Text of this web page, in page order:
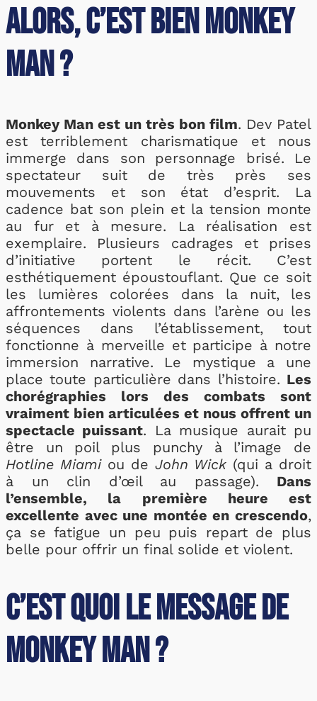
Alors, c’est bien Monkey
Man ?
Monkey Man est un très bon film. Dev Patel
est terriblement charismatique et nous
immerge dans son personnage brisé. Le
spectateur suit de très près ses
mouvements et son état d’esprit. La
cadence bat son plein et la tension monte
au fur et à mesure. La réalisation est
exemplaire. Plusieurs cadrages et prises
d’initiative portent le récit. C’est
esthétiquement époustouflant. Que ce soit
les lumières colorées dans la nuit, les
affrontements violents dans l’arène ou les
séquences dans l’établissement, tout
fonctionne à merveille et participe à notre
immersion narrative. Le mystique a une
place toute particulière dans l’histoire. Les
chorégraphies lors des combats sont
vraiment bien articulées et nous offrent un
spectacle puissant. La musique aurait pu
être un poil plus punchy à l’image de
Hotline Miamiou de John Wick (qui a droit
à un clin d’œil au passage). Dans
l’ensemble, la première heure est
excellente avec une montée en crescendo,
ça se fatigue un peu puis repart de plus
belle pour offrir un final solide et violent.
C’est quoi le message de
Monkey Man ?